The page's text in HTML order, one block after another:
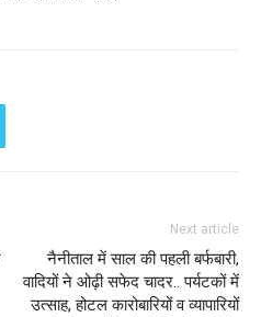
Next article
नैनीताल में साल की पहली बर्फबारी,
वादियों ने ओढ़ी सफेद चादर.. पर्यटकों में
उत्साह, होटल कारोबारियों व व्यापारियों